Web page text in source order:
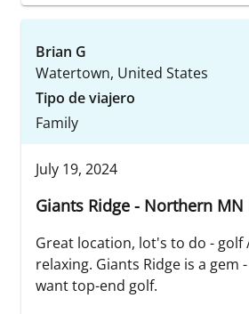
Brian G
Watertown, United States
Tipo de viajero
Family
July 19, 2024
Giants Ridge - Northern MN
Great location, lot's to do - golf
relaxing. Giants Ridge is a gem
want top-end golf.